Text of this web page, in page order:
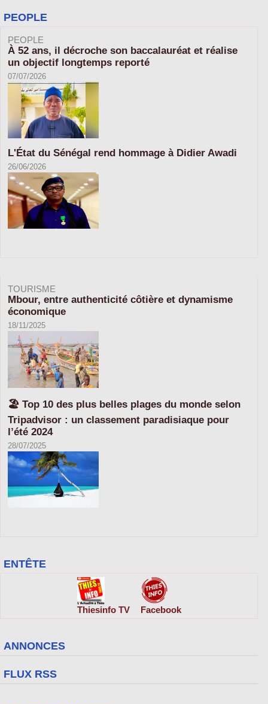
PEOPLE
PEOPLE
À 52 ans, il décroche son baccalauréat et réalise
un objectif longtemps reporté
07/07/2026
L'État du Sénégal rend hommage à Didier Awadi
26/06/2026
TOURISME
Mbour, entre authenticité côtière et dynamisme
économique
18/11/2025
🏖️ Top 10 des plus belles plages du monde selon
Tripadvisor : un classement paradisiaque pour
l’été 2024
28/07/2025
ENTÊTE
Thiesinfo TV Facebook
ANNONCES
FLUX RSS